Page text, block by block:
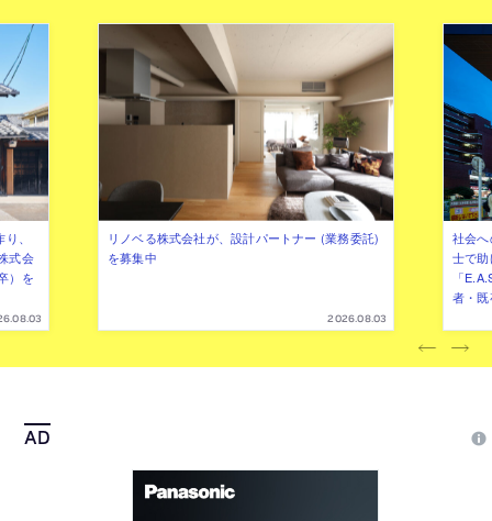
、
式会
）を
リノベる株式会社が、設計パートナー (業務委託)
を募集中
2026.08.03
社会
士で
「
者・